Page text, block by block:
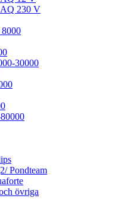
AQ 230 V
30000
Pondteam
övriga